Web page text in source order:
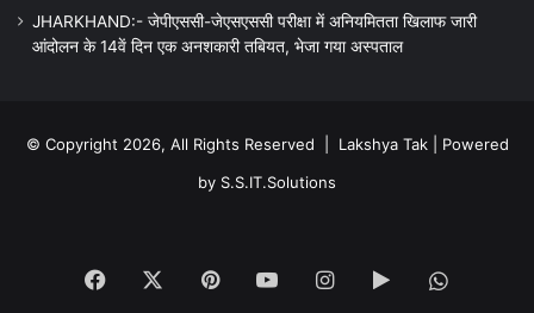
JHARKHAND:- जेपीएससी-जेएसएससी परीक्षा में अनियमितता खिलाफ जारी
आंदोलन के 14वें दिन एक अनशकारी तबियत, भेजा गया अस्पताल
© Copyright 2026, All Rights Reserved | Lakshya Tak| Powered
by S.S.IT.Solutions
Facebook PinterestYouTubeInstagram
Google